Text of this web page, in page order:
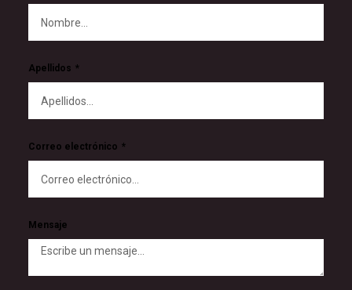
Apellidos
Correo electrónico
Mensaje